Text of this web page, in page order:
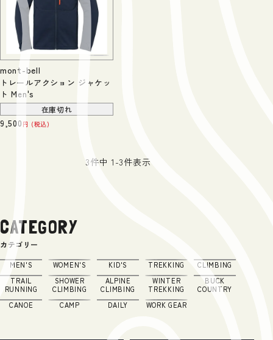
mont-bell
トレールアクション ジャケッ
ト Men's
在庫切れ
9,500 税込
3件中 1 -3件表示
CATEGORY
カテゴリー
MEN'S WOMEN'S KID'S TREKKING
CLIMBING
TRAIL
RUNNING
SHOWER
CLIMBING
ALPINE
CLIMBING
WINTER
TREKKING
BUCK
COUNTRY
CANOE
CAMP DAILY WORK GEAR